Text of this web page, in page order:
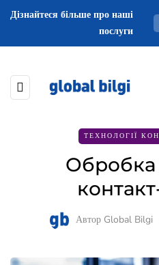
Дізнайтеся більше про наші
послуги
ТЕХНОЛОГІЇ
Автор Global Bilgi